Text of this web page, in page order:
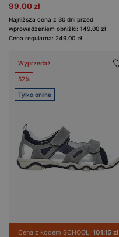
99.00 zł
Najniższa cena z 30 dni przed
wprowadzeniem obniżki: 149.00 zł
Cena regularna: 249.00 zł
Wyprzedaż
52%
Tylko online
Cena z kodem SCHOOL: 101.15 zł